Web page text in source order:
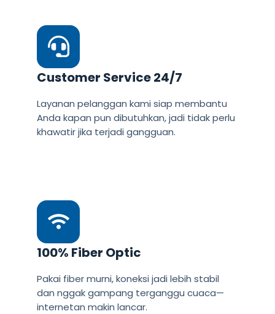
Customer Service 24/7
Layanan pelanggan kami siap membantu
Anda kapan pun dibutuhkan, jadi tidak perlu
khawatir jika terjadi gangguan.
100% Fiber Optic
Pakai fiber murni, koneksi jadi lebih stabil
dan nggak gampang terganggu cuaca—
internetan makin lancar.